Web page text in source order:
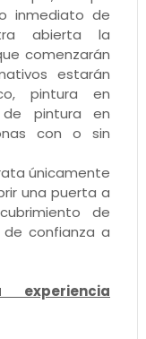
inmediato de
abierta la
comenzarán
estarán
pintura en
pintura en
con o sin
únicamente
una puerta a
de
confianza a